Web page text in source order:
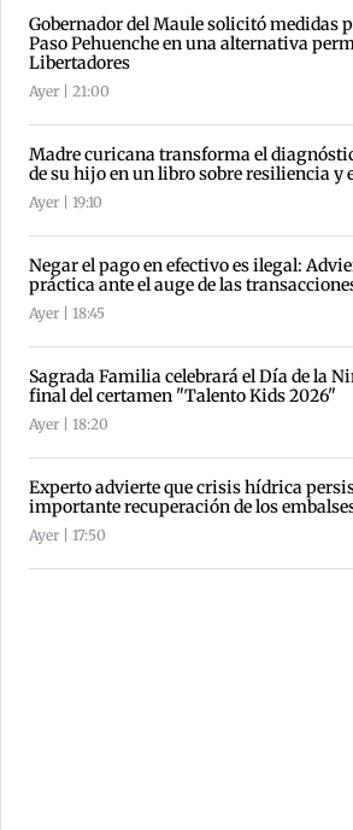
Gobernador del Maule solicitó medidas
Paso Pehuenche en una alternativa
Libertadores
Ayer | 21:00
Madre curicana transforma el
de su hijo en un libro sobre resiliencia y
Ayer | 19:10
Negar el pago en efectivo es ilegal:
práctica ante el auge de las
Ayer | 18:45
Sagrada Familia celebrará el Día de la
final del certamen "Talento Kids 2026"
Ayer | 18:20
Experto advierte que crisis hídrica
importante recuperación de los
Ayer | 17:50